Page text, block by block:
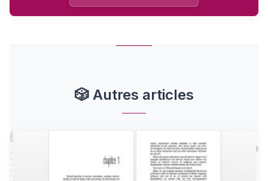
🎲Autres articles